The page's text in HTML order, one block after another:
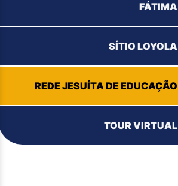
FÁTIMA
SÍTIO LOYOLA
REDE JESUÍTA DE EDUCAÇÃO
TOUR VIRTUAL